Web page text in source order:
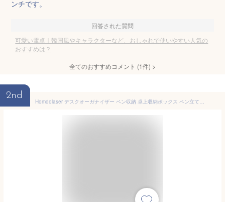
ンチです。
回答された質問
可愛い電卓｜韓国風やキャラクターなど、おしゃれで使いやすい人気の
おすすめは？
全てのおすすめコメント (1件) >
2nd
Homdolaser デスクオーガナイザー ペン収納 卓上収納ボックス ペン立て 分類収納 一体設計大容量 引き出し付き 卓上収納 小物収納 取付不要 整理整頓 オフィス収納（white）